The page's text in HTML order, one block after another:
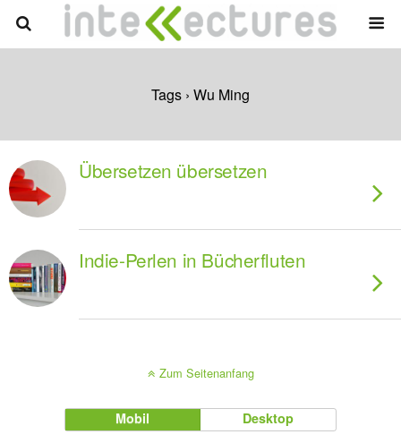
Tags › Wu Ming
Übersetzen übersetzen
Indie-Perlen in Bücherfluten
Zum Seitenanfang
Mobil Desktop